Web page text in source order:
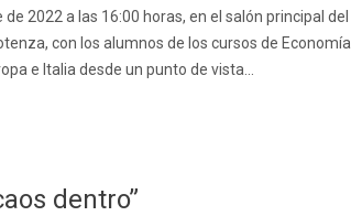
2022 a las 16:00 horas, en el salón principal del
con los alumnos de los cursos de Economía
e Italia desde un punto de vista...
dentro”